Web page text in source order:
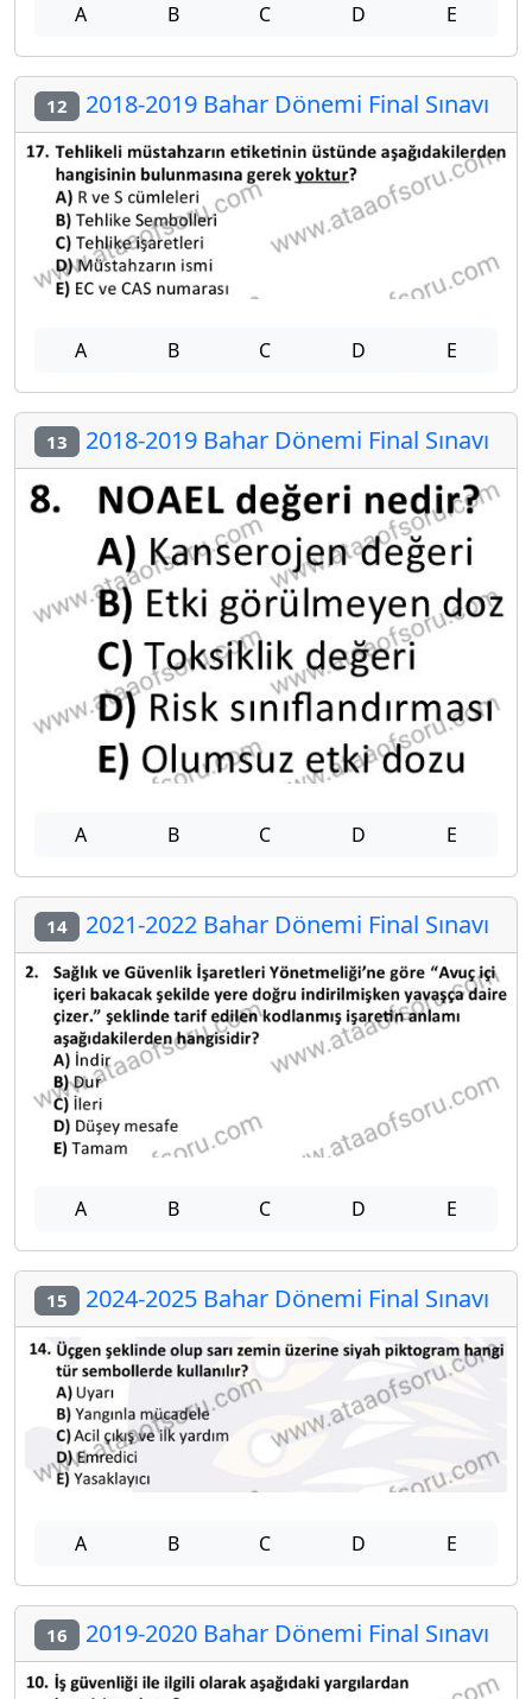
A B C D E
12 2018-2019 Bahar Dönemi Final Sınavı
A B C D E
13 2018-2019 Bahar Dönemi Final Sınavı
A B C D E
14 2021-2022 Bahar Dönemi Final Sınavı
A B C D E
15 2024-2025 Bahar Dönemi Final Sınavı
A B C D E
16 2019-2020 Bahar Dönemi Final Sınavı